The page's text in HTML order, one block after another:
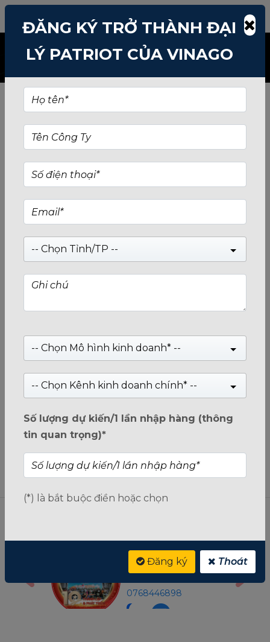
TÌM KIẾM: PATRIOT-USB-64-GB
Mr Gon
Trưởng P.Bảo Hành
0768446898
ĐĂNG KÝ TRỞ THÀNH ĐẠI
LÝ PATRIOT CỦA VINAGO
-- Chọn Tỉnh/TP --
-- Chọn Mô hình kinh doanh* --
-- Chọn Kênh kinh doanh chính* --
Số lượng dự kiến/1 lần nhập hàng (thông
tin quan trọng)*
(*) là bắt buộc điền hoặc chọn
Đăng ký Thoát